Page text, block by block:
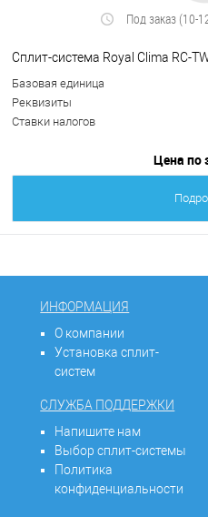
Под заказ (10-
Сплит-система Royal Clima RC-
Базовая единица
Реквизиты
Ставки налогов
Цена по
ИНФОРМАЦИЯ
О компании
Установка сплит-
систем
СЛУЖБА ПОДДЕРЖКИ
Напишите нам
Выбор сплит-системы
Политика
конфиденциальности